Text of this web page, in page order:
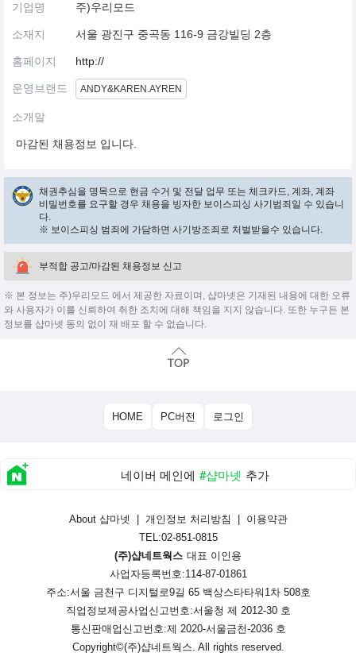
기업명 주)우리모드
소재지 서울 광진구 중곡동 116-9 금강빌딩 2층
홈페이지 http://
운영브랜드 ANDY&KAREN.AYREN
소개말
마감된 채용정보 입니다.
채권추심을 명목으로 현금 수거 및 전달 업무 또는 체크카드, 계좌, 계좌
비밀번호를 요구할 경우 채용을 빙자한 보이스피싱 사기범죄일 수 있습니
다.
※ 보이스피싱 범죄에 가담하면 사기방조죄로 처벌받을수 있습니다.
부적합 공고/마감된 채용정보 신고
※ 본 정보는 주)우리모드 에서 제공한 자료이며, 샵마넷은 기재된 내용에 대한 오류
와 사용자가 이를 신뢰하여 취한 조치에 대해 책임을 지지 않습니다. 또한 누구든 본
정보를 샵마넷 동의 없이 재 배포 할 수 없습니다.
HOME PC버전 로그인
네이버 메인에 #샵마넷 추가
About 샵마넷 개인정보 처리방침
이용약관
TEL:02-851-0815
(주)샵네트웍스 대표 이인용
사업자등록번호:114-87-01861
주소:서울 금천구 디지털로9길 65 백상스타타워1차 508호
직업정보제공사업신고번호:서울청 제 2012-30 호
통신판매업신고번호:제 2020-서울금천-2036 호
Copyright©(주)샵네트웍스. All rights reserved.